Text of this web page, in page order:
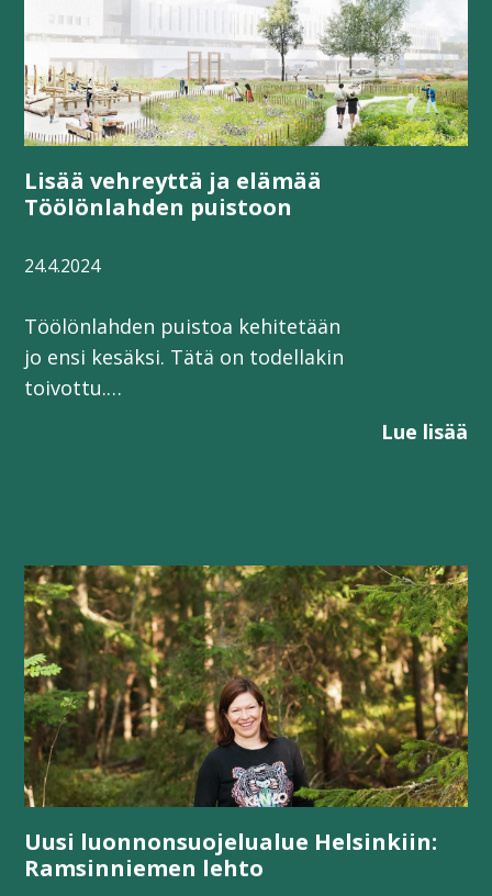
Lisää vehreyttä ja elämää
Töölönlahden puistoon
24.4.2024
Töölönlahden puistoa kehitetään
jo ensi kesäksi. Tätä on todellakin
toivottu.…
Lue lisää
Uusi luonnonsuojelualue Helsinkiin:
Ramsinniemen lehto